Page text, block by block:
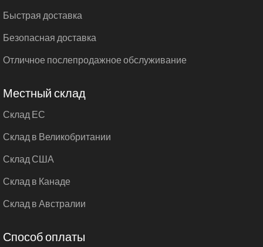
Быстрая доставка
Безопасная доставка
Отличное послепродажное обслуживание
Местный склад
Склад ЕС
Склад в Великобритании
Склад США
Склад в Канаде
Склад в Австралии
Способ оплаты